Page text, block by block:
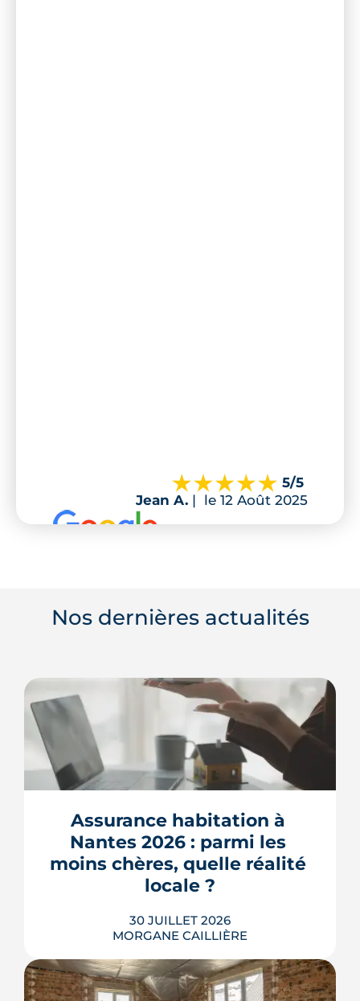
5/5
Jean A. | le 12 Août 2025
Nos dernières actualités
Assurance habitation à
Nantes 2026 : parmi les
moins chères, quelle réalité
locale ?
30 JUILLET 2026
MORGANE CAILLIÈRE